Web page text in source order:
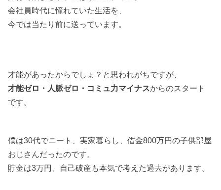
会社員時代に憧れていた生活を、
今では当たり前に送っています。
才能があったからでしょ？と思われがちですが、
才能ゼロ・人脈ゼロ・コミュ力マイナスからのスタート
です。
僕は30代でニート、実家暮らし、借金800万円の子供部屋
おじさんだったのです。
貯金は3万円、自己破産も本気で考えた過去があります。